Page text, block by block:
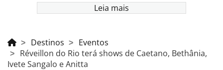
Leia mais
Destinos
Eventos
Réveillon do Rio terá shows de Caetano, Bethânia,
Ivete Sangalo e Anitta